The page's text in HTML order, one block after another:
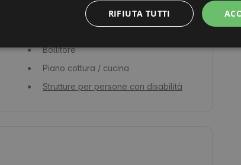
Bollitore
Piano cottura / cucina
Strutture per persone con disabilità
RIFIUTA TUTTI